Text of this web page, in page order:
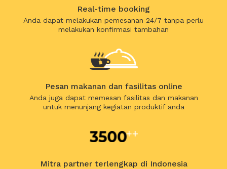
Real-time booking
Anda dapat melakukan pemesanan 24/7 tanpa perlu
melakukan konfirmasi tambahan
Pesan makanan dan fasilitas online
Anda juga dapat memesan fasilitas dan makanan
untuk menunjang kegiatan produktif anda
Mitra partner terlengkap di Indonesia